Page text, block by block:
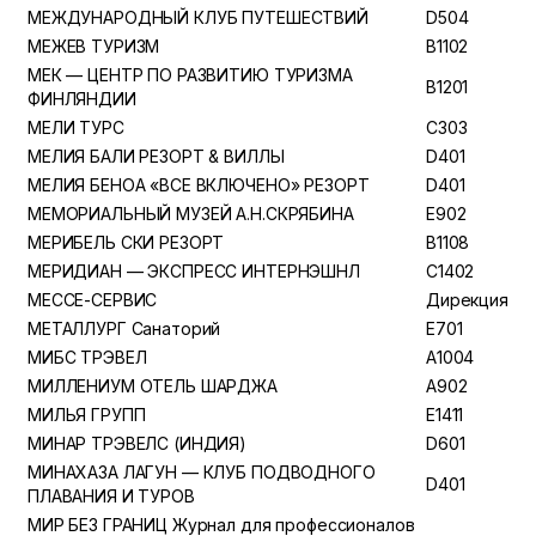
МЕЖДУНАРОДНЫЙ КЛУБ ПУТЕШЕСТВИЙ
D504
МЕЖЕВ ТУРИЗМ
B1102
МЕК — ЦЕНТР ПО РАЗВИТИЮ ТУРИЗМА
ФИНЛЯНДИИ
B1201
МЕЛИ ТУРС
C303
МЕЛИЯ БАЛИ РЕЗОРТ & ВИЛЛЫ
D401
МЕЛИЯ БЕНОА «ВСЕ ВКЛЮЧЕНО» РЕЗОРТ
D401
МЕМОРИАЛЬНЫЙ МУЗЕЙ А.Н.СКРЯБИНА
E902
МЕРИБЕЛЬ СКИ РЕЗОРТ
B1108
МЕРИДИАН — ЭКСПРЕСС ИНТЕРНЭШНЛ
C1402
МЕССЕ-СЕРВИС
Дирекция
МЕТАЛЛУРГ Санаторий
E701
МИБС ТРЭВЕЛ
A1004
МИЛЛЕНИУМ ОТЕЛЬ ШАРДЖА
A902
МИЛЬЯ ГРУПП
E1411
МИНАР ТРЭВЕЛС (ИНДИЯ)
D601
МИНАХАЗА ЛАГУН — КЛУБ ПОДВОДНОГО
ПЛАВАНИЯ И ТУРОВ
D401
МИР БЕЗ ГРАНИЦ Журнал для профессионалов